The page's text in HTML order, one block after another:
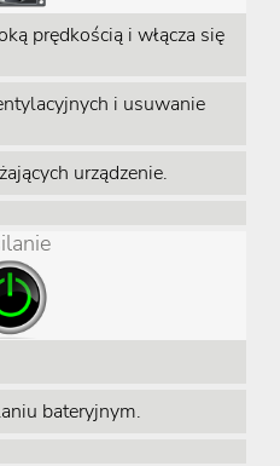
prędkością i włącza się
i usuwanie
urządzenie.
bateryjnym.